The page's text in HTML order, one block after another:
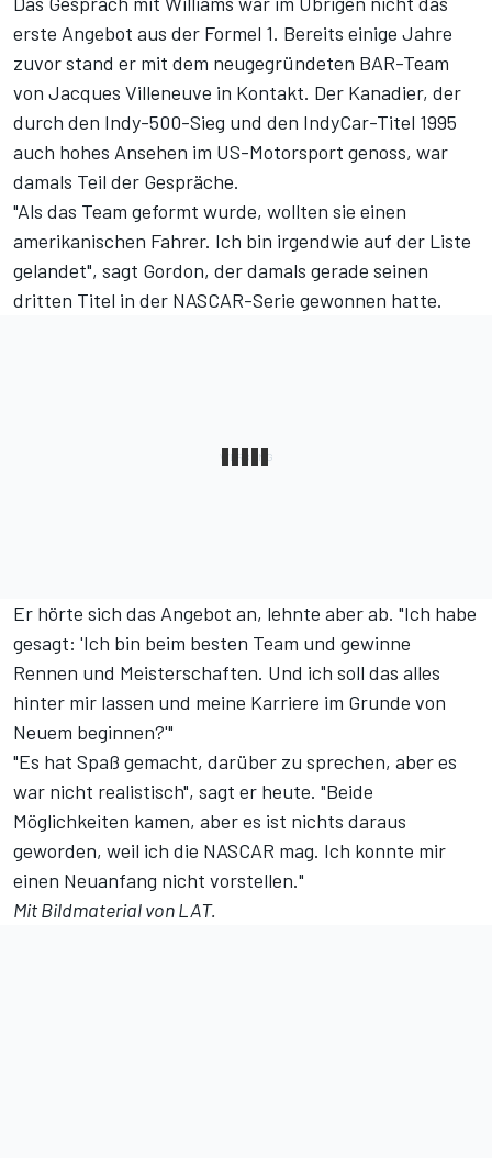
erste Angebot aus der Formel 1. Bereits einige Jahre
zuvor stand er mit dem neugegründeten BAR-Team
von Jacques Villeneuve in Kontakt. Der Kanadier, der
durch den Indy-500-Sieg und den IndyCar-Titel 1995
auch hohes Ansehen im US-Motorsport genoss, war
damals Teil der Gespräche.
"Als das Team geformt wurde, wollten sie einen
amerikanischen Fahrer. Ich bin irgendwie auf der Liste
gelandet", sagt Gordon, der damals gerade seinen
dritten Titel in der NASCAR-Serie gewonnen hatte.
Er hörte sich das Angebot an, lehnte aber ab. "Ich habe
gesagt: 'Ich bin beim besten Team und gewinne
Rennen und Meisterschaften. Und ich soll das alles
hinter mir lassen und meine Karriere im Grunde von
Neuem beginnen?'"
"Es hat Spaß gemacht, darüber zu sprechen, aber es
war nicht realistisch", sagt er heute. "Beide
Möglichkeiten kamen, aber es ist nichts daraus
geworden, weil ich die NASCAR mag. Ich konnte mir
einen Neuanfang nicht vorstellen."
Mit Bildmaterial von LAT.